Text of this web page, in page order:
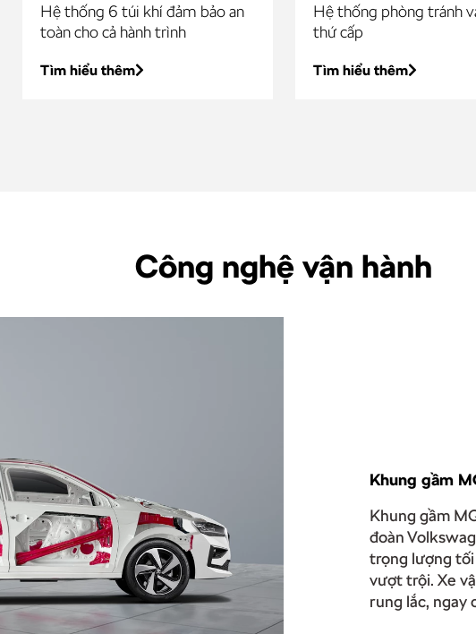
Hệ thống 6 túi khí đảm bảo an
toàn cho cả hành trình
Tìm hiểu thêm
Hệ thống phòng tránh
thứ cấp
Tìm hiểu thêm
Công nghệ vận hành
Khung gầm
Khung gầm
đoàn
trọng lượng tối
vượt trội. Xe
rung lắc, ngay